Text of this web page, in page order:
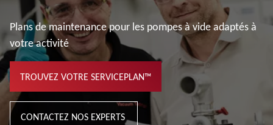
Plans de maintenance pour les pompes à vide adaptés à
votre activité
TROUVEZ VOTRE SERVICEPLAN™
CONTACTEZ NOS EXPERTS